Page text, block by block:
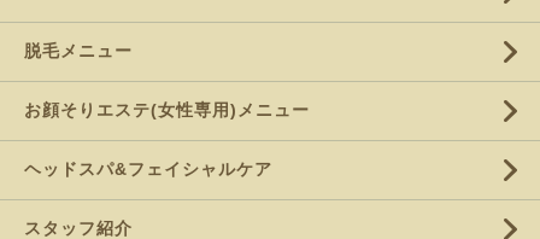
脱毛メニュー
お顔そりエステ(女性専用)メニュー
ヘッドスパ&フェイシャルケア
スタッフ紹介